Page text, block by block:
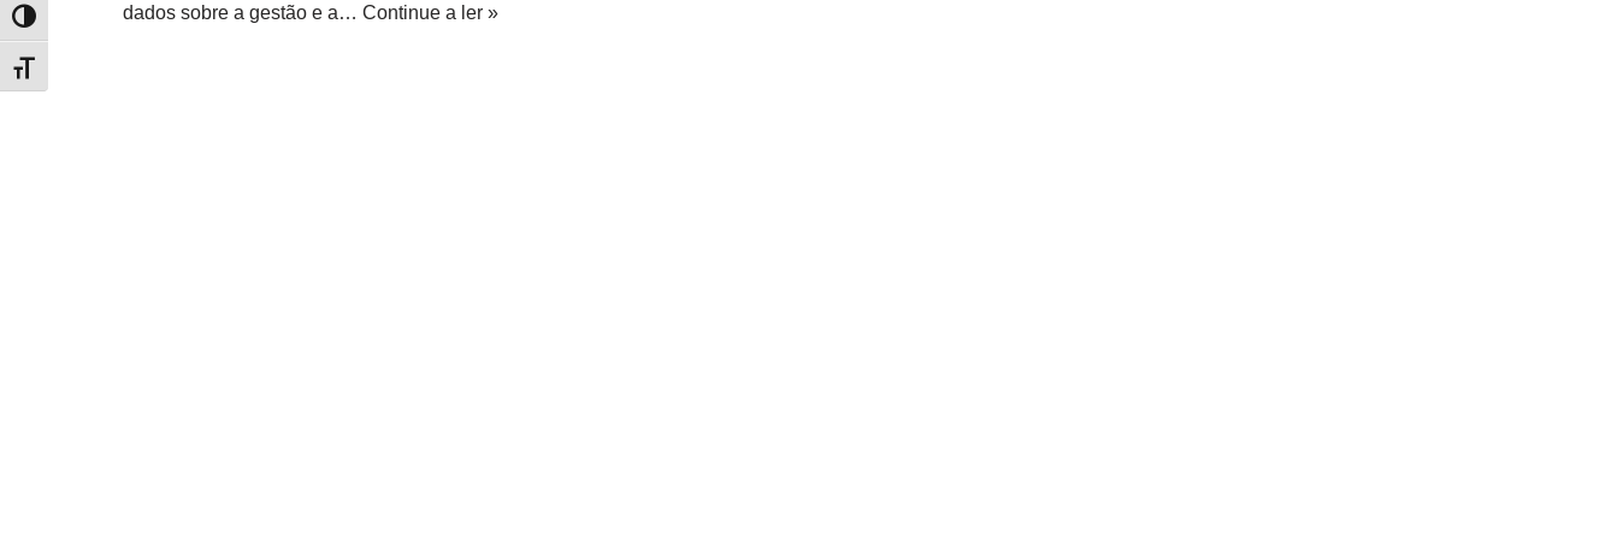
Alternar alto contraste
Alternar tamanho da fonte
dados sobre a gestão e a… Continue a ler »